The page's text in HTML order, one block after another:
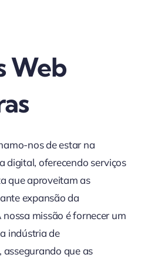
Web
nos de estar na
digital, oferecendo serviços
que aproveitam as
expansão da
missão é fornecer um
indústria de
que as